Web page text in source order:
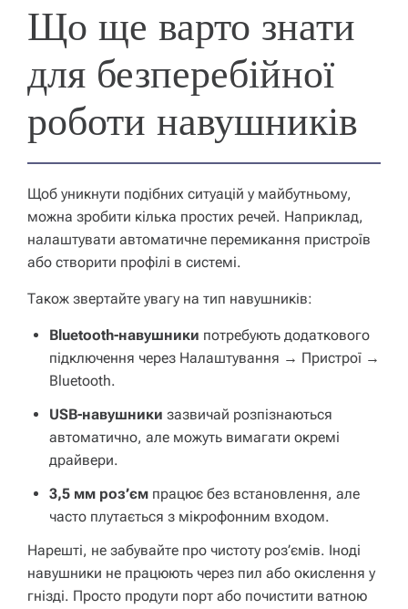
Що ще варто знати
для безперебійної
роботи навушників
Щоб уникнути подібних ситуацій у майбутньому,
можна зробити кілька простих речей. Наприклад,
налаштувати автоматичне перемикання пристроїв
або створити профілі в системі.
Також звертайте увагу на тип навушників:
Bluetooth-навушники потребують додаткового
підключення через Налаштування → Пристрої →
Bluetooth.
USB-навушники зазвичай розпізнаються
автоматично, але можуть вимагати окремі
драйвери.
3,5 мм роз’єм працює без встановлення, але
часто плутається з мікрофонним входом.
Нарешті, не забувайте про чистоту роз’ємів. Іноді
навушники не працюють через пил або окислення у
гнізді. Просто продути порт або почистити ватною